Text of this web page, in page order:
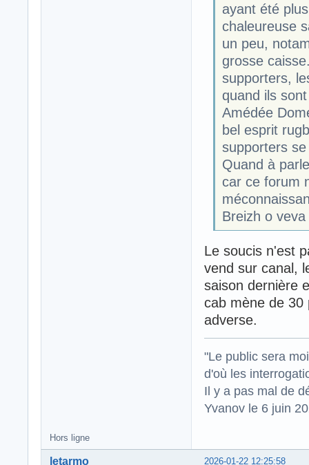
ayant été
chaleureuse
un peu,
grosse
supporters,
quand ils
Amédée
bel esprit
supporters
Quand à
car ce forum
Breizh o veva
Le soucis n'est
vend sur canal,
saison dernière
cab mène de 30
adverse.
"Le public sera
d'où les
Il y a pas mal de
Yvanov le 6 juin
Hors ligne
2026-01-22 12:25:58
letarmo